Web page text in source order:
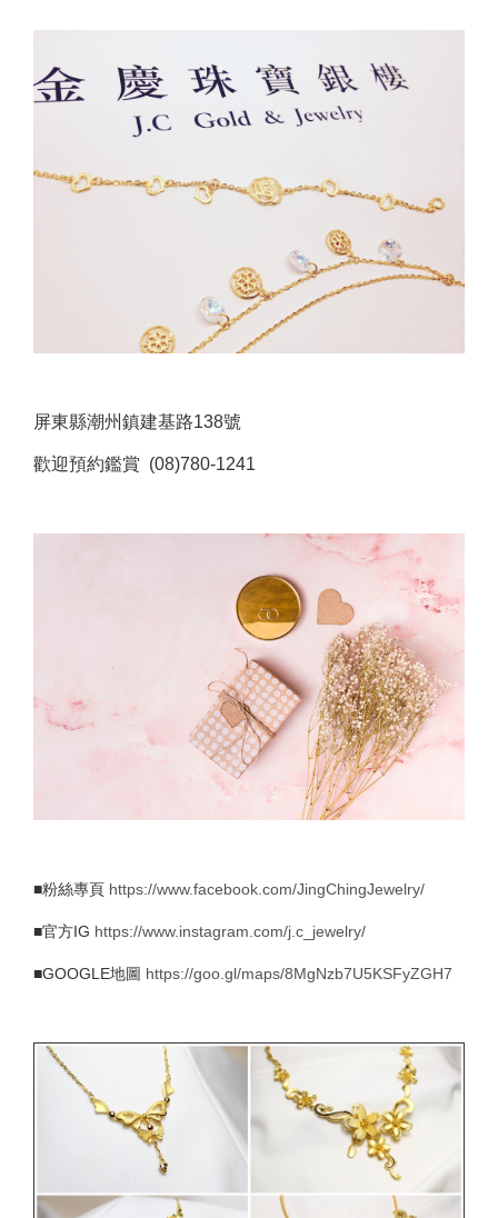
屏東縣潮州鎮建基路138號
歡迎預約鑑賞 (08)780-1241
■粉絲專頁 https://www.facebook.com/JingChingJewelry/
■官方IG https://www.instagram.com/j.c_jewelry/
■GOOGLE地圖 https://goo.gl/maps/8MgNzb7U5KSFyZGH7